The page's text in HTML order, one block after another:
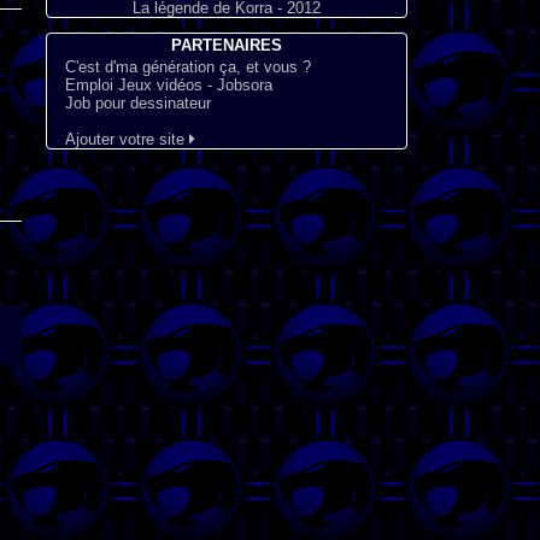
La légende de Korra - 2012
PARTENAIRES
C'est d'ma génération ça, et vous ?
Emploi Jeux vidéos - Jobsora
Job pour dessinateur
Ajouter votre site